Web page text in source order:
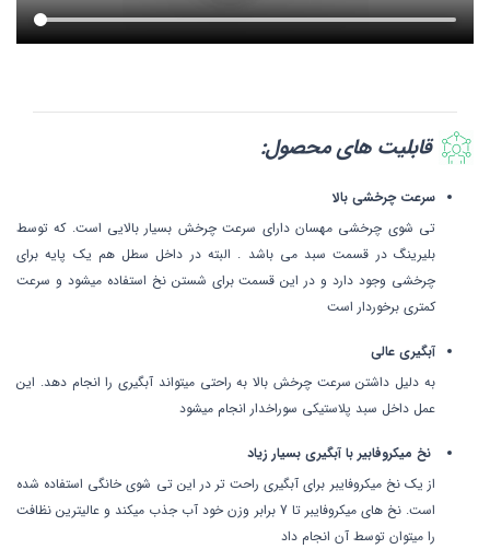
قابلیت های محصول:
سرعت چرخشی بالا
تی شوی چرخشی مهسان دارای سرعت چرخش بسیار بالایی است. که توسط
بلیرینگ در قسمت سبد می باشد . البته در داخل سطل هم یک پایه برای
چرخشی وجود دارد و در این قسمت برای شستن نخ استفاده میشود و سرعت
کمتری برخوردار است
آبگیری عالی
به دلیل داشتن سرعت چرخش بالا به راحتی میتواند آبگیری را انجام دهد. این
عمل داخل سبد پلاستیکی سوراخدار انجام میشود
نخ میکروفابیر با آبگیری بسیار زیاد
از یک نخ میکروفایبر برای آبگیری راحت تر در این تی شوی خانگی استفاده شده
است. نخ های میکروفایبر تا 7 برابر وزن خود آب جذب میکند و عالیترین نظافت
را میتوان توسط آن انجام داد